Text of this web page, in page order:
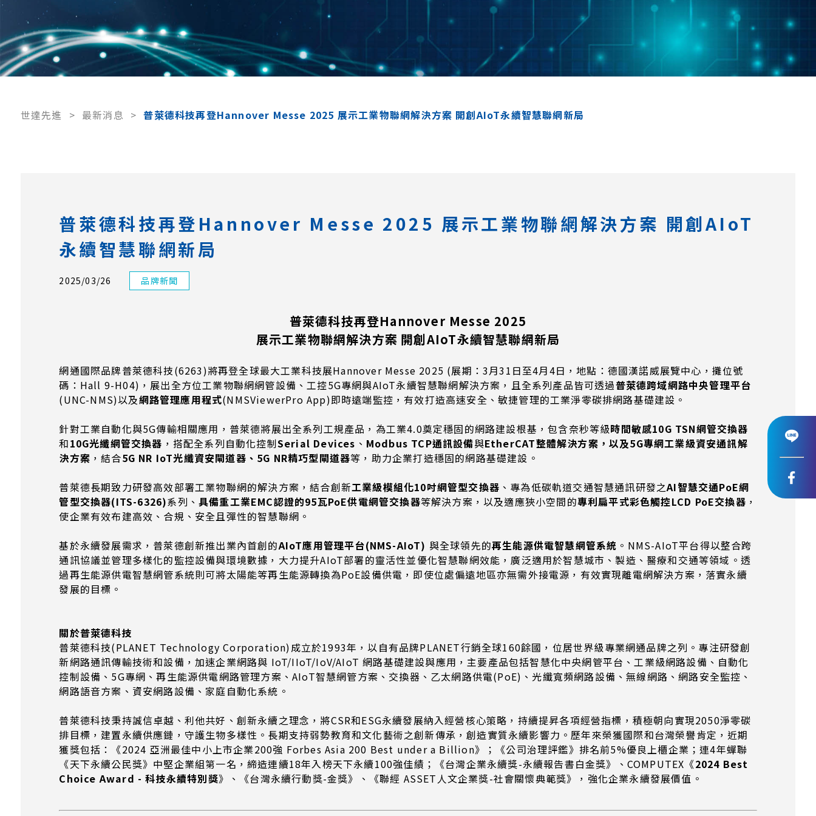
世達先進 > 最新消息 > 普萊德科技再登Hannover Messe 2025 展示工業物聯網解決方案 開創AIoT永續智慧聯網新局
普萊德科技再登Hannover Messe 2025 展示工業物聯網解決方案 開創AIoT
永續智慧聯網新局
2025/03/26 品牌新聞
普萊德科技再登Hannover Messe 2025
展示工業物聯網解決方案 開創AIoT永續智慧聯網新局
網通國際品牌普萊德科技(6263)將再登全球最大工業科技展Hannover Messe 2025 (展期：3月31日至4月4日，地點：德國漢諾威展覽中心，攤位號
碼：Hall 9-H04)，展出全方位工業物聯網網管設備、工控5G專網與AIoT永續智慧聯網解決方案，且全系列產品皆可透過普萊德跨域網路中央管理平台
(UNC-NMS)以及網路管理應用程式(NMSViewerPro App)即時遠端監控，有效打造高速安全、敏捷管理的工業淨零碳排網路基礎建設。
針對工業自動化與5G傳輸相關應用，普萊德將展出全系列工規產品，為工業4.0奠定穩固的網路建設根基，包含奈秒等級時間敏感10G TSN網管交換器
和10G光纖網管交換器 ，搭配全系列自動化控制Serial Devices 、 Modbus TCP通訊設備與EtherCAT整體解決方案，以及5G專網工業級資安通訊解
決方案 ，結合5G NR IoT光纖資安閘道器、 5G NR精巧型閘道器等，助力企業打造穩固的網路基礎建設。
普萊德長期致力研發高效部署工業物聯網的解決方案，結合創新工業級模組化10吋網管型交換器 、專為低碳軌道交通智慧通訊研發之AI智慧交通PoE網
管型交換器(ITS-6326)系列、具備重工業EMC認證的95瓦PoE供電網管交換器等解決方案，以及適應狹小空間的專利扁平式彩色觸控LCD PoE交換器 ，
使企業有效布建高效、合規、安全且彈性的智慧聯網。
基於永續發展需求，普萊德創新推出業內首創的AIoT應用管理平台(NMS-AIoT) 與全球領先的再生能源供電智慧網管系統 。NMS-AIoT平台得以整合跨
通訊協議並管理多樣化的監控設備與環境數據，大力提升AIoT部署的靈活性並優化智慧聯網效能，廣泛適用於智慧城市、製造、醫療和交通等領域。透
過再生能源供電智慧網管系統則可將太陽能等再生能源轉換為PoE設備供電，即使位處偏遠地區亦無需外接電源，有效實現離電網解決方案，落實永續
發展的目標。
關於普萊德科技
普萊德科技(PLANET Technology Corporation)成立於1993年，以自有品牌PLANET行銷全球160餘國，位居世界級專業網通品牌之列。專注研發創
新網路通訊傳輸技術和設備，加速企業網路與 IoT/IIoT/IoV/AIoT 網路基礎建設與應用，主要產品包括智慧化中央網管平台、工業級網路設備、自動化
控制設備、5G專網、再生能源供電網路管理方案、AIoT智慧網管方案、交換器、乙太網路供電(PoE)、光纖寬頻網路設備、無線網路、網路安全監控、
網路語音方案、資安網路設備、家庭自動化系統。
普萊德科技秉持誠信卓越、利他共好、創新永續之理念，將CSR和ESG永續發展納入經營核心策略，持續提昇各項經營指標，積極朝向實現2050淨零碳
排目標，建置永續供應鏈，守護生物多樣性。長期支持弱勢教育和文化藝術之創新傳承，創造實質永續影響力。歷年來榮獲國際和台灣榮譽肯定，近期
獲獎包括：《2024 亞洲最佳中小上市企業200強 Forbes Asia 200 Best under a Billion》；《公司治理評鑑》排名前5%優良上櫃企業；連4年蟬聯
《天下永續公民獎》中堅企業組第一名，締造連續18年入榜天下永續100強佳績；《台灣企業永續獎-永續報告書白金獎》、COMPUTEX《2024 Best
Choice Award -科技永續特別獎》、《台灣永續行動獎-金獎》、《聯經 ASSET人文企業獎-社會關懷典範獎》，強化企業永續發展價值。